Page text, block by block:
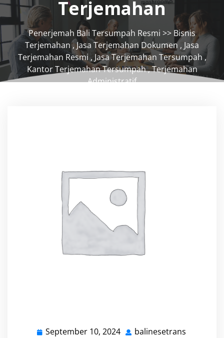
Terjemahan
Penerjemah Bali Tersumpah Resmi >> Bisnis
Terjemahan,Jasa Terjemahan Dokumen , Jasa
Terjemahan Resmi, Jasa Terjemahan Tersumpah ,
Kantor Terjemahan Tersumpah,Terjemahan
Administratif
September 10, 2024 September
balinesetrans